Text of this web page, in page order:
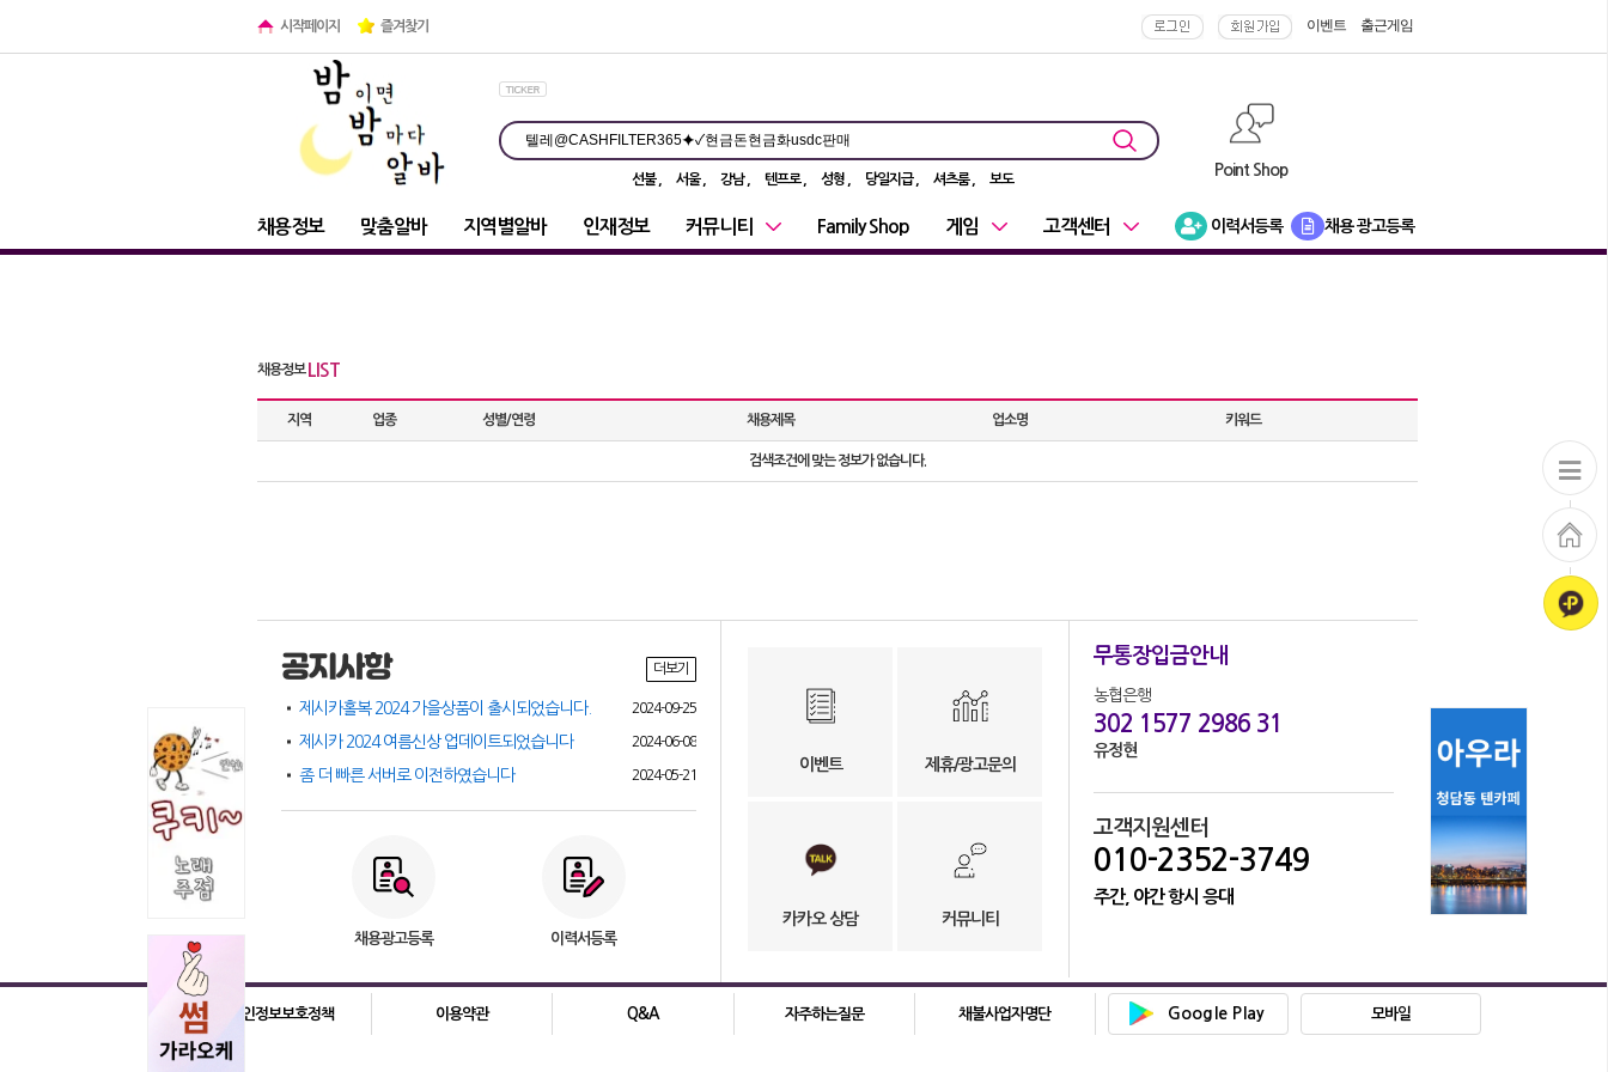
시작페이지 즐겨찾기 이벤트 출근게임
선불 서울 강남 텐프로 성형 당일지급 셔츠룸 보도
Point Shop
채용정보 맞춤알바 지역별알바 인재정보 커뮤니티 Family Shop 게임 고객센터 이력서등록 채용 광고등록
채용정보 LIST
지역 업종 성별/연령 채용제목 업소명 키워드
검색조건에 맞는 정보가 없습니다.
공지사항 더보기
제시카홀복 2024 가을상품이 출시되었습니다. 2024-09-25
제시카 2024 여름신상 업데이트되었습니다 2024-06-08
좀 더 빠른 서버로 이전하였습니다 2024-05-21
채용광고등록 이력서등록
이벤트 제휴/광고문의
카카오 상담 커뮤니티
무통장입금안내
농협은행
302 1577 2986 31
유정현
고객지원센터
010-2352-3749
주간, 야간 항시 응대
개인정보보호정책 이용약관 Q&A 자주하는질문 채불사업자명단 Google Play 모바일